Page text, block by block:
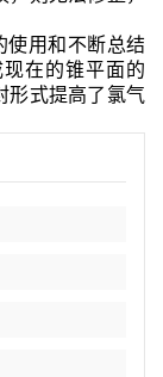
使用和不断总结
在的锥平面的
形式提高了氯气